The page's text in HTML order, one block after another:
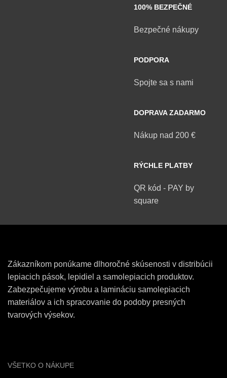
100% BEZPEČNÉ
Bezpečné nákupy
PODPORA
Spojte sa s nami
DOPRAVA ZADARMO
Nákup nad 200 €
RÝCHLE PLATBY
QR kód - PAY by
square
Zákazníkom ponúkame dlhoročné skúsenosti v distribúcii
lepiacich pások, lepidiel a samolepiacich produktov.
Zabezpečujeme výrobu a lamináciu samolepiacich
materiálov a ich spracovanie do podoby presných
tvarových výsekov.
VŠETKO O NÁKUPE